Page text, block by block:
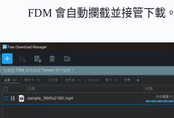
FDM 會自動攔截並接管下載。